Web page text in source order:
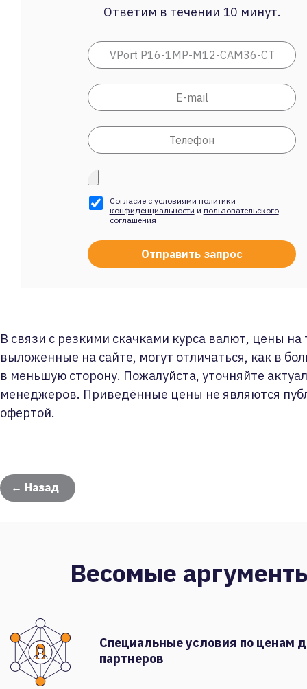
Ответим в течении 10 минут.
Согласие с условиями политики
конфиденциальности и пользовательского
соглашения
В связи с резкими скачками курса валют, цены на
выложенные на сайте, могут отличаться, как в
в меньшую сторону. Пожалуйста, уточняйте
менеджеров. Приведённые цены не являются
офертой.
← Назад
Весомые
Специальные условия по ценам
партнеров